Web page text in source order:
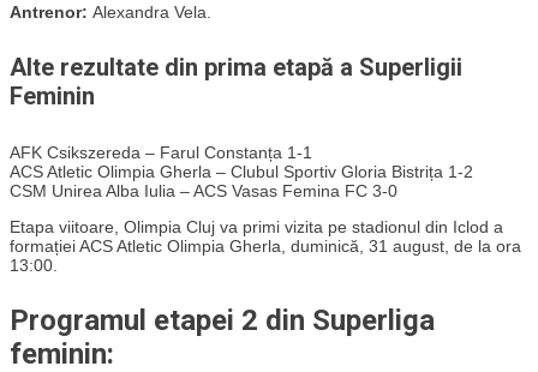
Antrenor: Alexandra Vela.
Alte rezultate din prima etapă a Superligii
Feminin
AFK Csikszereda – Farul Constanța 1-1
ACS Atletic Olimpia Gherla – Clubul Sportiv Gloria Bistrița 1-2
CSM Unirea Alba Iulia – ACS Vasas Femina FC 3-0
Etapa viitoare, Olimpia Cluj va primi vizita pe stadionul din Iclod a
formației ACS Atletic Olimpia Gherla, duminică, 31 august, de la ora
13:00.
Programul etapei 2 din Superliga
feminin: